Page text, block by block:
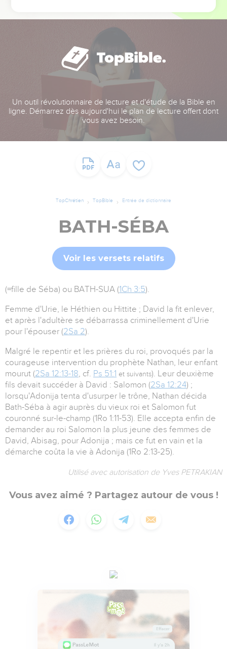
Un outil révolutionnaire de lecture et d'étude de la Bible en
ligne. Démarrez dès aujourd'hui le plan de lecture offert dont
vous avez besoin.
TopChrétien TopBible Entrée de dictionnaire
BATH-SÉBA
Voir les versets relatifs
(=fille de Séba) ou BATH-SUA (1Ch 3:5).
Femme d'Urie, le Héthien ou Hittite ; David la fit enlever,
et après l'adultère se débarrassa criminellement d'Urie
pour l'épouser (2Sa 2).
Malgré le repentir et les prières du roi, provoqués par la
courageuse intervention du prophète Nathan, leur enfant
mourut (2Sa 12:13-18, cf. Ps 51:1 et suivants). Leur deuxième
fils devait succéder à David : Salomon (2Sa 12:24) ;
lorsqu'Adonija tenta d'usurper le trône, Nathan décida
Bath-Séba à agir auprès du vieux roi et Salomon fut
couronné sur-le-champ (1Ro 1:11-53). Elle accepta enfin de
demander au roi Salomon la plus jeune des femmes de
David, Abisag, pour Adonija ; mais ce fut en vain et la
démarche coûta la vie à Adonija (1Ro 2:13-25).
Utilisé avec autorisation de Yves PETRAKIAN
Vous avez aimé ? Partagez autour de vous !